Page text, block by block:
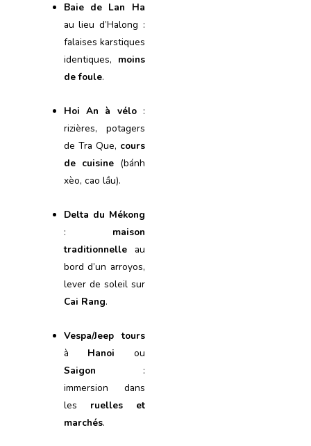
Baie de Lan Ha
au lieu d’Halong :
falaises karstiques
identiques, moins
de foule.
Hoi An à vélo:
rizières, potagers
de Tra Que, cours
de cuisine(bánh
xèo, cao lầu).
Delta du Mékong
: maison
traditionnelleau
bord d’un arroyos,
lever de soleil sur
Cai Rang.
Vespa/Jeep tours
à Hanoi ou
Saigon :
immersion dans
les ruelles et
marchés.